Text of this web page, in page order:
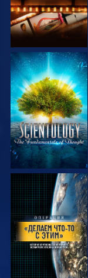
СМОТРЕТЬ
ПЕРЕДАЧИ
СМОТРЕТЬ